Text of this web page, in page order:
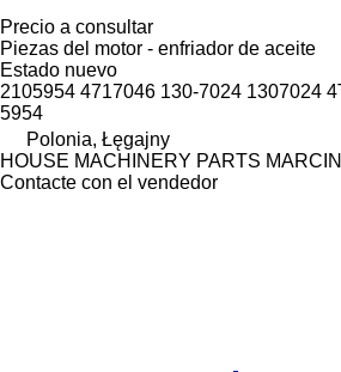
Precio a consultar
Piezas del motor - enfriador de aceite
Estado nuevo
2105954 4717046 130-7024 1307024
5954
Polonia, Łęgajny
HOUSE MACHINERY PARTS
Contacte con el vendedor